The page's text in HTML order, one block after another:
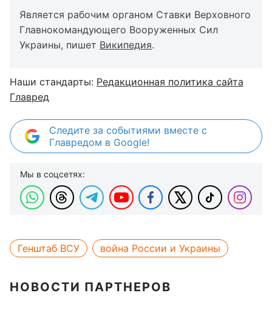
Является рабочим органом Ставки Верховного
Главнокомандующего Вооруженных Сил
Украины, пишет Википедия.
Наши стандарты: Редакционная политика сайта
Главред
Следите за событиями вместе с
Главредом в Google!
Мы в соцсетях:
Генштаб ВСУ война России и Украины
НОВОСТИ ПАРТНЕРОВ